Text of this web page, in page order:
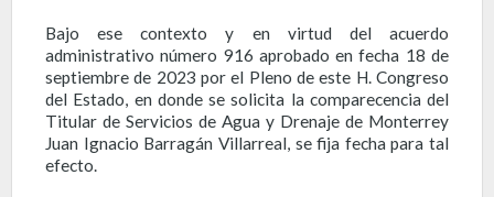
Bajo ese contexto y en virtud del acuerdo
administrativo número 916 aprobado en fecha 18 de
septiembre de 2023 por el Pleno de este H. Congreso
del Estado, en donde se solicita la comparecencia del
Titular de Servicios de Agua y Drenaje de Monterrey
Juan Ignacio Barragán Villarreal, se fija fecha para tal
efecto.